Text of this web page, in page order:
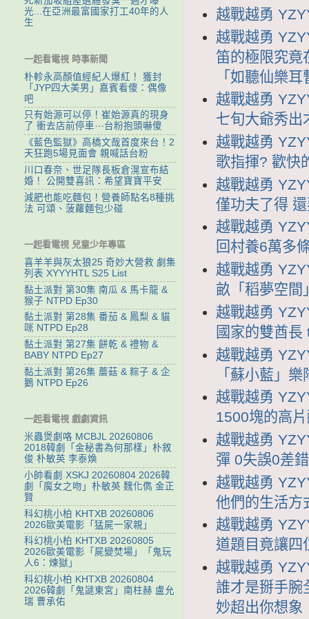
越戰越勇
越戰越勇
笛的極限究竟
「如聽仙樂
越戰越勇
七旬大爺秀出
越戰越勇
歌指揮? 歡快
越戰越勇
僅功夫了得
越戰越勇
回村養6萬多
越戰越勇
畝「稻夢空間
越戰越勇
國家的雙酋
越戰越勇
「蘇小藍」
越戰越勇
1500塊的高
越戰越勇
彈 0失誤0差
越戰越勇
他們的生活方
越戰越勇
道題目竟讓四
越戰越勇
誰才是掰手腕
妙超出你想象
光...在亞洲最富國家打工40年的人
生
一起看電視 時事新聞
朴軫永高顏值經紀人爆紅！ 獲封
「JYP四大美男」嘉賓看傻：偶像
吧
只有始源可以停！崔始源真的現身
了 衝去店前停車⋯台粉抱頭嚇傻
《藍色監獄》高橋文哉首度來台！2
天狂跑5場見面會 親喊話台粉
川口春奈、世足隊長板倉滉宣布結
婚！ 公開雙喜訊：希望寶寶平安
減肥也能吃麵包！營養師點名8種挑
法 可頌、菠蘿麵包少碰
一起看電視 兒童少年專區
喜羊羊與灰太狼25 奇妙大營救 劇集
列表 XYYYHTL S25 List
黏土派對 第30集 南瓜 & 馬卡龍 &
猴子 NTPD Ep30
黏土派對 第28集 番茄 & 鳳梨 & 貓
咪 NTPD Ep28
黏土派對 第27集 餅乾 & 禮物 &
BABY NTPD Ep27
黏土派對 第26集 蘑菇 & 粽子 & 企
鵝 NTPD Ep26
一起看電視 戲劇資訊
米蟲煲劇咯 MCBJL 20260806
2018韓劇「金秘書為何那樣」朴敘
俊 朴敏英 李泰煥
小帥看劇 XSKJ 20260804 2026韓
劇「魔女之吻」朴敏英 魏化儁 金正
賢
科幻桃小柏 KHTXB 20260806
2026歐美電影「猛屍一家親」
科幻桃小柏 KHTXB 20260805
2026歐美電影「屍變焚場」「鬼玩
人6：煉獄」
科幻桃小柏 KHTXB 20260804
2026韓劇「鬼謎東宮」南柱赫 盧允
瑞 曹承佑